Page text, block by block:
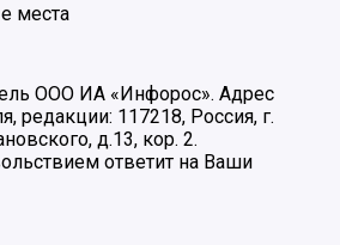
места
ООО ИА «Инфорос». Адрес
редакции: 117218, Россия, г.
д.13, кор. 2.
ответит на Ваши